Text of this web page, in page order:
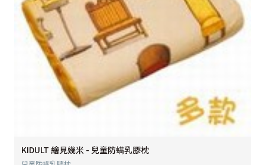
KIDULT 繪見幾米 - 兒童防螨乳膠枕